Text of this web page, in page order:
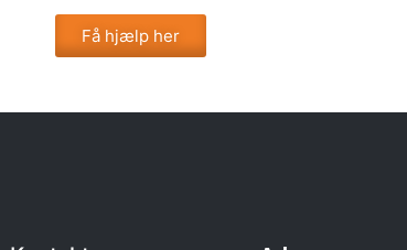
Få hjælp her